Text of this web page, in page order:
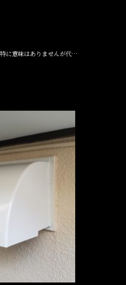
に意味はありませんが代…